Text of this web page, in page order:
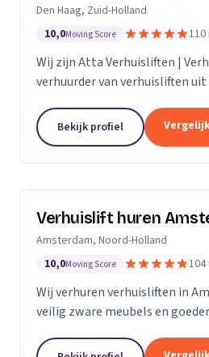
Den Haag, Zuid-Holland
10,0Moving Score
Wij zijn Atta Verhuisliften |
verhuurder van verhuisliften uit
Bekijk profiel
Verhuislift huren
Amsterdam, Noord-Holland
10,0Moving Score
Wij verhuren verhuisliften in
veilig zware meubels en